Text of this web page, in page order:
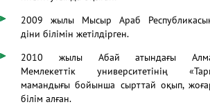
2009 жылы Мысыр Араб
діни білімін жетілдірген.
2010 жылы Абай атындағы
Мемлекеттік университетінің
мамандығы бойынша сырттай оқып,
білім алған.